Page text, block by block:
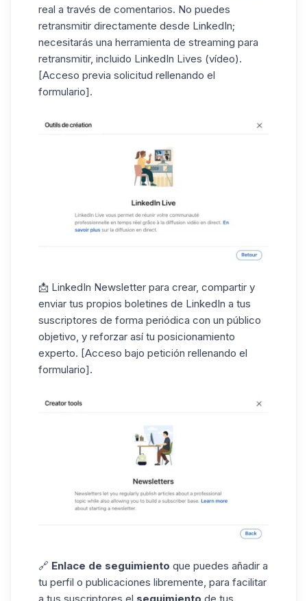
real a través de comentarios. No puedes
retransmitir directamente desde LinkedIn;
necesitarás una herramienta de streaming para
retransmitir, incluido LinkedIn Lives (vídeo).
[Acceso previa solicitud rellenando el
formulario].
📩 LinkedIn Newsletter para crear, compartir y
enviar tus propios boletines de LinkedIn a tus
suscriptores de forma periódica con un público
objetivo, y reforzar así tu posicionamiento
experto. [Acceso bajo petición rellenando el
formulario].
🔗 Enlace de seguimiento que puedes añadir a
tu perfil o publicaciones libremente, para facilitar